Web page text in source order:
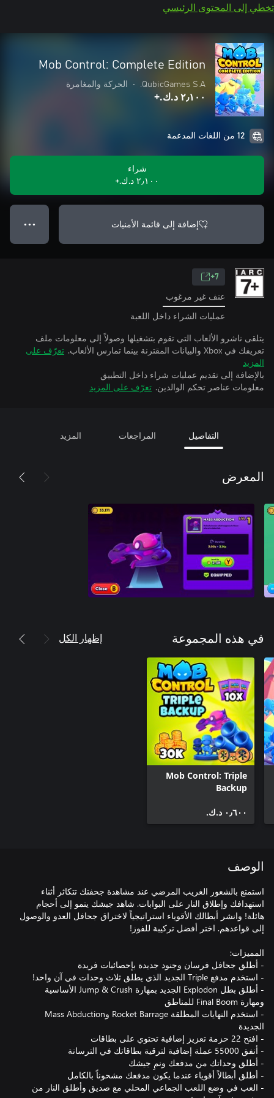
تخطي إلى المحتوى الرئيسي
Mob Control: Complete Edition
QubicGames S.A.
• الحركة والمغامرة
٢٫١٠٠ د.ك.‏+
12 من اللغات المدعمة
شراء
٢٫١٠٠ د.ك.‏+
إضافة إلى قائمة الأمنيات ● ● ●
7+
عنف غير مرغوب
عمليات الشراء داخل اللعبة
يتلقى ناشرو الألعاب التي تقوم بتشغيلها وصولاً إلى معلومات ملف
تعريفك في Xbox والبيانات المقترنة بينما تمارس الألعاب.
تعرّف على
المزيد
بالإضافة إلى تقديم عمليات شراء داخل التطبيق
معلومات عناصر تحكم الوالدين. تعرّف على المزيد
التفاصيل المراجعات المزيد
المعرض
في هذه المجموعة إظهار الكل
Mob Control: Triple
Backup
٠٫٦٠٠ د.ك.‏
الوصف
استمتع بالشعور الغريب المرضي عند مشاهدة جحفتك تتكاثر أثناء
استهدافك وإطلاق النار على البوابات. شاهد جيشك ينمو إلى أحجام
هائلة! وانشر أبطالك الأقوياء استراتيجياً لاختراق جحافل العدو والوصول
- أطلق بطل Explodon الجديد بمهارة Jump & Crush الأساسية
- استخدم النهايات المطلقة Rocket Barrage وMass Abduction
- العب في وضع اللعب الجماعي المحلي مع صديق وأطلق النار من